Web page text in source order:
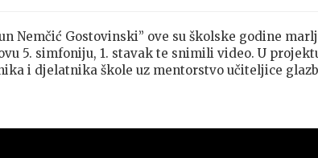
Nemčić Gostovinski” ove su školske godine
5. simfoniju, 1. stavak te snimili video. U
i djelatnika škole uz mentorstvo učiteljice